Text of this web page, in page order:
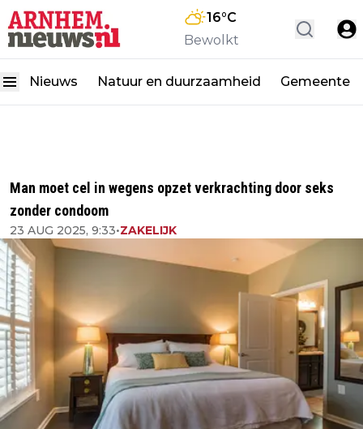
16°C
Bewolkt
Nieuws Natuur en duurzaamheid Gemeente
Man moet cel in wegens opzet verkrachting door seks
zonder condoom
23 AUG 2025, 9:33•ZAKELIJK